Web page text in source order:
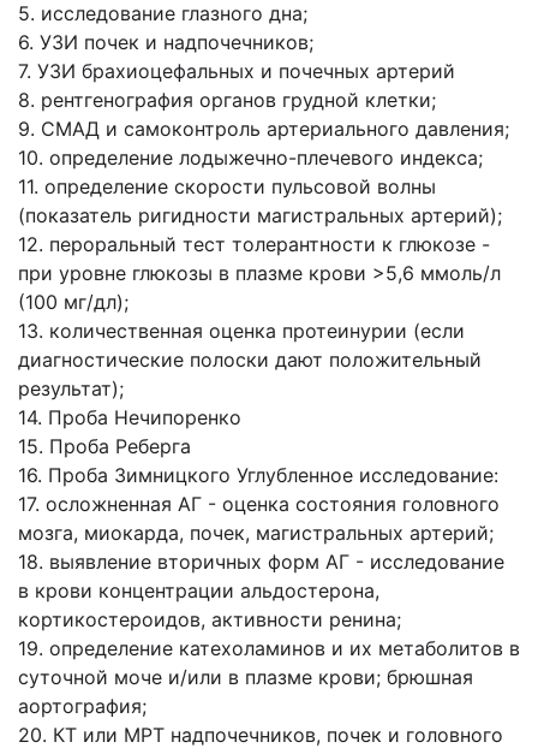
5. исследование глазного дна;
6. УЗИ почек и надпочечников;
7. УЗИ брахиоцефальных и почечных артерий
8. рентгенография органов грудной клетки;
9. СМАД и самоконтроль артериального давления;
10. определение лодыжечно-плечевого индекса;
11. определение скорости пульсовой волны
(показатель ригидности магистральных артерий);
12. пероральный тест толерантности к глюкозе -
при уровне глюкозы в плазме крови >5,6 ммоль/л
(100 мг/дл);
13. количественная оценка протеинурии (если
диагностические полоски дают положительный
результат);
14. Проба Нечипоренко
15. Проба Реберга
16. Проба Зимницкого Углубленное исследование:
17. осложненная АГ - оценка состояния головного
мозга, миокарда, почек, магистральных артерий;
18. выявление вторичных форм АГ - исследование
в крови концентрации альдостерона,
кортикостероидов, активности ренина;
19. определение катехоламинов и их метаболитов в
суточной моче и/или в плазме крови; брюшная
аортография;
20. КТ или МРТ надпочечников, почек и головного